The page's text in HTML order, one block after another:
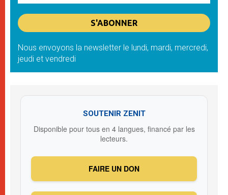
Nous envoyons la newsletter le lundi, mardi, mercredi,
jeudi et vendredi
SOUTENIR ZENIT
Disponible pour tous en 4 langues, financé par les
lecteurs.
FAIRE UN DON